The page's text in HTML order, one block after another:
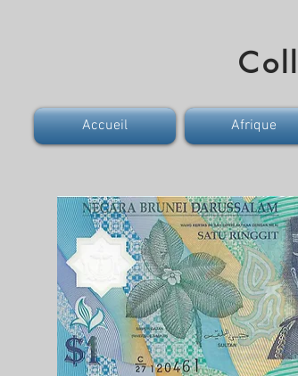
Accueil Afrique